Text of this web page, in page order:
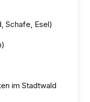
Schafe, Esel)
im Stadtwald